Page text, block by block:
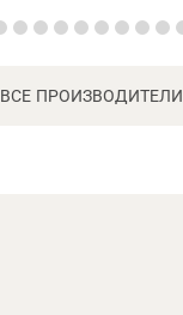
ВСЕ ПРОИЗВОДИТЕЛИ